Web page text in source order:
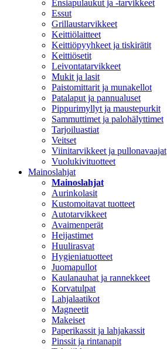
Ensiapulaukut ja -tarvikkeet
Essut
Grillaustarvikkeet
Keittiölaitteet
Keittiöpyyhkeet ja tiskirätit
Keittiösetit
Leivontatarvikkeet
Mukit ja lasit
Paistomittarit ja munakellot
Patalaput ja pannualuset
Pippurimyllyt ja maustepurkit
Sammuttimet ja palohälyttimet
Tarjoiluastiat
Veitset
Viinitarvikkeet ja pullonavaajat
Vuolukivituotteet
Mainoslahjat
Mainoslahjat
Aurinkolasit
Kustomoitavat tuotteet
Autotarvikkeet
Avaimenperät
Heijastimet
Huulirasvat
Hygieniatuotteet
Juomapullot
Kaulanauhat ja rannekkeet
Korvatulpat
Lahjalaatikot
Magneetit
Makeiset
Paperikassit ja lahjakassit
Pinssit ja rintanapit